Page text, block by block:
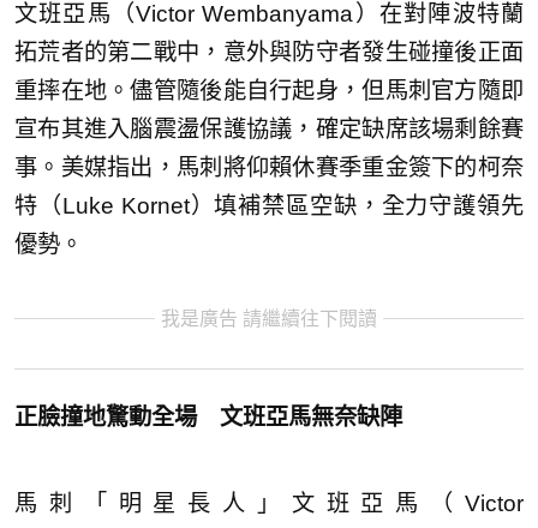
文班亞馬（Victor Wembanyama）在對陣波特蘭
拓荒者的第二戰中，意外與防守者發生碰撞後正面
重摔在地。儘管隨後能自行起身，但馬刺官方隨即
宣布其進入腦震盪保護協議，確定缺席該場剩餘賽
事。美媒指出，馬刺將仰賴休賽季重金簽下的柯奈
特（Luke Kornet）填補禁區空缺，全力守護領先
優勢。
我是廣告 請繼續往下閱讀
正臉撞地驚動全場 文班亞馬無奈缺陣
馬刺「明星長人」文班亞馬（Victor